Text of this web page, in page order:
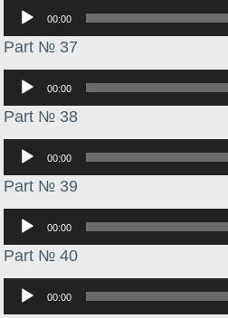
Аудиоплеер
00:00
Part № 37
Аудиоплеер
00:00
Part № 38
Аудиоплеер
00:00
Part № 39
Аудиоплеер
00:00
Part № 40
Аудиоплеер
00:00